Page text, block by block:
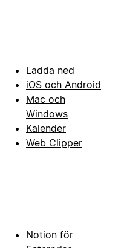
Ladda ned
iOS och Android
Mac och
Windows
Kalender
Web Clipper
Notion för